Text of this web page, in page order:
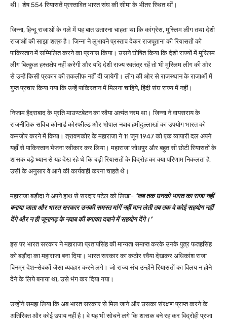
थी। शेष 554 रियासतें प्रस्तावित भारत संघ की सीमा के भीतर स्थित थीं।
जिन्ना, हिन्दू राजाओं के गले में यह बात उतारना चाहता था कि कांग्रेस, मुस्लिम लीग तथा देशी
राजाओं की साझा शत्रु है। जिन्ना ने लुभावने प्रस्ताव देकर राजपूताना की रियासतों को
पाकिस्तान में सम्मिलित करने का प्रयास किया। उसने घोषित किया कि देशी राज्यों में मुस्लिम
लीग बिल्कुल हस्तक्षेप नहीं करेगी और यदि देशी राज्य स्वतंत्र रहें तो भी मुस्लिम लीग की ओर
से उन्हें किसी प्रकार की तकलीफ नहीं दी जायेगी। लीग की ओर से राजस्थान के राजाओं में
गुप्त प्रचार किया गया कि उन्हें पाकिस्तान में मिलना चाहिये, हिंदी संघ राज्य में नहीं।
निजाम हैदराबाद के प्रति माउण्टबेटन का रवैया अत्यंत नरम था। जिन्ना ने वायसराय के
राजनीतिक सविच कोनार्ड कोरफील्ड और भोपाल नवाब हमीदुल्लाखां का उपयोग भारत को
कमजोर करने में किया। त्रावणकोर के महाराजा ने 11 जून 1947 को एक व्यापारी दल अपने
यहाँ से पाकिस्तान भेजना स्वीकार कर लिया। महाराजा जोधपुर और बहुत सी छोटी रियासतों के
शासक बड़े ध्यान से यह देख रहे थे कि बड़ी रियासतों के विद्रोह का क्या परिणाम निकलता है,
उसी के अनुसार वे आगे की कार्यवाही करना चाहते थे।
महाराजा बड़ौदा ने अपने हाथ से सरदार पटेल को लिखा- ‘जब तक उनको भारत का राजा नहीं
बनाया जाता और भारत सरकार उनकी समस्त मांगें नहीं मान लेती तब तक वे कोई सहयोग नहीं
देंगे और न ही जूनागढ़ के नवाब की बगावत दबाने में सहयोग देंगे।’
इस पर भारत सरकार ने महाराजा प्रतापसिंह की मान्यता समाप्त करके उनके पुत्र फतहसिंह
को बड़ौदा का महाराजा बना दिया। भारत सरकार का कठोर रवैया देखकर अधिकांश राजा
विनम्र देश-सेवकों जैसा व्यवहार करने लगे। जो राज्य संघ उन्होंने रियासतों का विलय न होने
देने के लिये बनाया था, उसे भंग कर दिया गया।
उन्होंने समझ लिया कि अब भारत सरकार से मिल जाने और उसका संरक्षण प्राप्त करने के
अतिरिक्त और कोई उपाय नहीं है। वे यह भी सोचने लगे कि शासक बने रह कर विद्रोही प्रजा